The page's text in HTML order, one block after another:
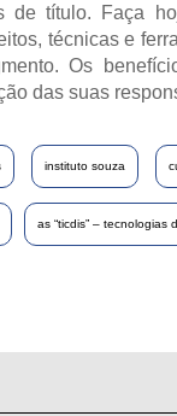
de título. Faça
técnicas e
Os
das suas
instituto souza
as “ticdis” – tecnologias